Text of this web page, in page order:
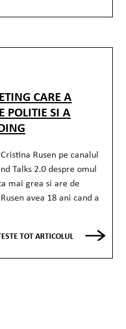
CARE A
POLITIE SI A
Rusen pe canalul
Talks 2.0 despre omul
mai grea si are de
avea 18 ani cand a
TOT ARTICOLUL